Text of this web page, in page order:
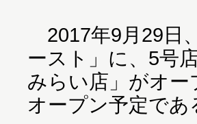
2017年9月29日
ースト」に、5号
みらい店」がオ
オープン予定であ